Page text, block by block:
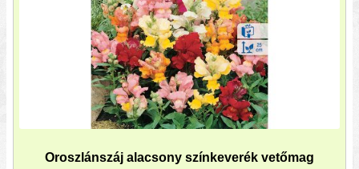
Oroszlánszáj alacsony színkeverék vetőmag